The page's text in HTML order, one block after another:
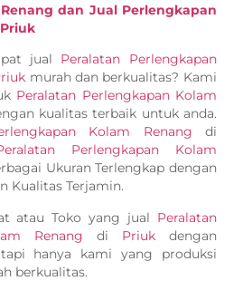
dan Jual Perlengkapan
jual Peralatan Perlengkapan
murah dan berkualitas? Kami
Peralatan Perlengkapan Kolam
kualitas terbaik untuk anda.
Kolam Renang di
Perlengkapan Kolam
Ukuran Terlengkap dengan
Kualitas Terjamin.
atau Toko yang jual Peralatan
Renang di Priukdengan
hanya kami yang produksi
berkualitas.